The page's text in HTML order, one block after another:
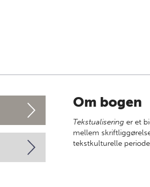
Om bogen
Tekstualisering er et
mellem
tekstkulturelle